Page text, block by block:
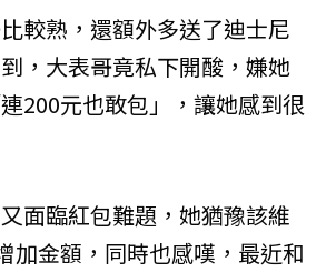
較熟，還額外多送了迪士尼
，大表哥竟私下開酸，嫌她
200元也敢包」，讓她感到很
面臨紅包難題，她猶豫該維
加金額，同時也感嘆，最近和